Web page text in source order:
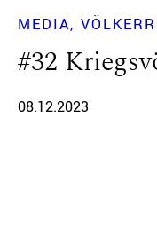
MEDIA
#32
08.12.2023